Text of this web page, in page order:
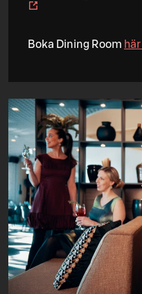
Boka Dining Room här